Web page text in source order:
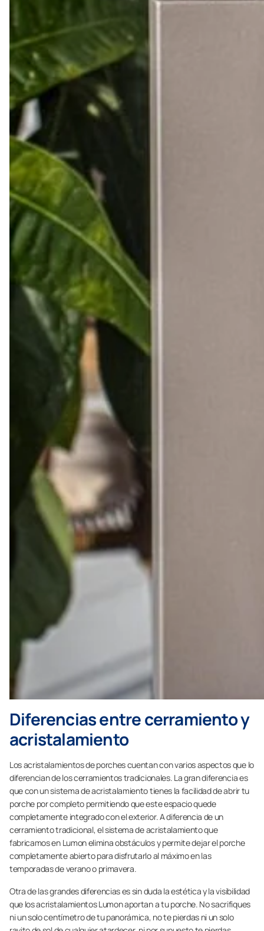
Diferencias entre cerramiento y
acristalamiento
Los acristalamientos de porches cuentan con varios aspectos que lo
diferencian de los cerramientos tradicionales. La gran diferencia es
que con un sistema de acristalamiento tienes la facilidad de abrir tu
porche por completo permitiendo que este espacio quede
completamente integrado con el exterior. A diferencia de un
cerramiento tradicional, el sistema de acristalamiento que
fabricamos en Lumon elimina obstáculos y permite dejar el porche
completamente abierto para disfrutarlo al máximo en las
temporadas de verano o primavera.
Otra de las grandes diferencias es sin duda la estética y la visibilidad
que los acristalamientos Lumon aportan a tu porche. No sacrifiques
ni un solo centímetro de tu panorámica, no te pierdas ni un solo